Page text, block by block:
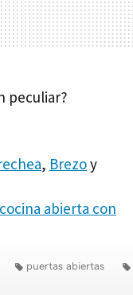
peculiar?
, Brezoy
abierta con
puertas abiertas